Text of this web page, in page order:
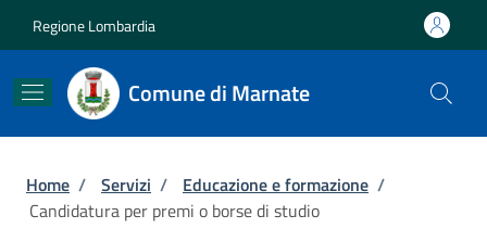
Regione Lombardia
Comune di Marnate
Briciole di pane
Home / Servizi / Educazione e formazione /
Candidatura per premi o borse di studio